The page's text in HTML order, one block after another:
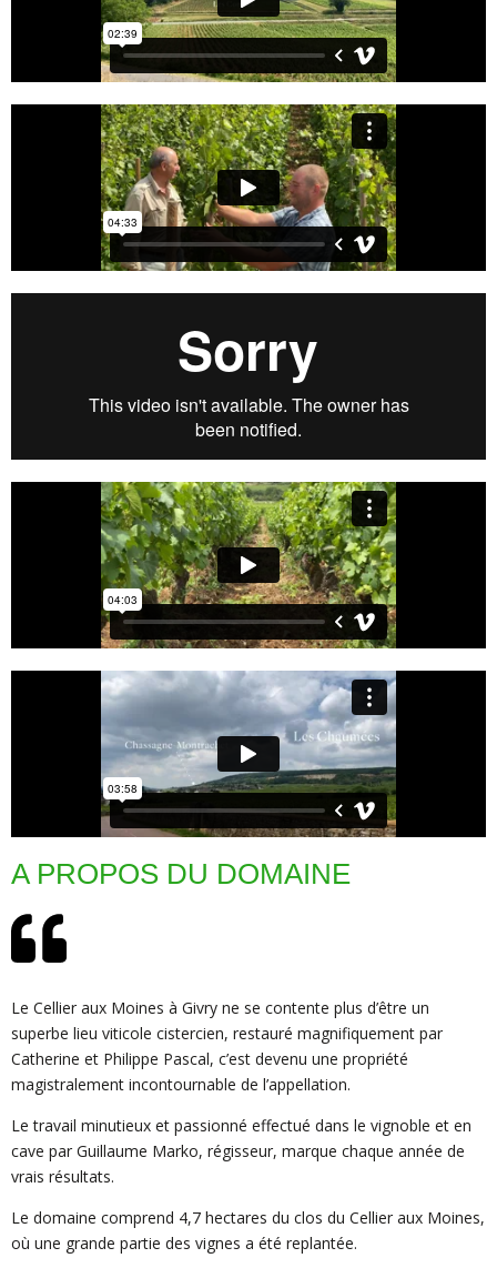
A PROPOS DU DOMAINE
Le Cellier aux Moines à Givry ne se contente plus d’être un
superbe lieu viticole cistercien, restauré magnifiquement par
Catherine et Philippe Pascal, c’est devenu une propriété
magistralement incontournable de l’appellation.
Le travail minutieux et passionné effectué dans le vignoble et en
cave par Guillaume Marko, régisseur, marque chaque année de
vrais résultats.
Le domaine comprend 4,7 hectares du clos du Cellier aux Moines,
où une grande partie des vignes a été replantée.